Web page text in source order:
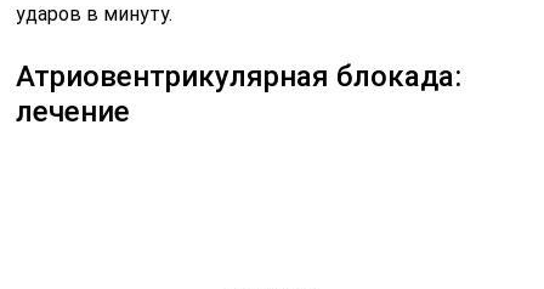
ударов в минуту.
Атриовентрикулярная блокада:
лечение